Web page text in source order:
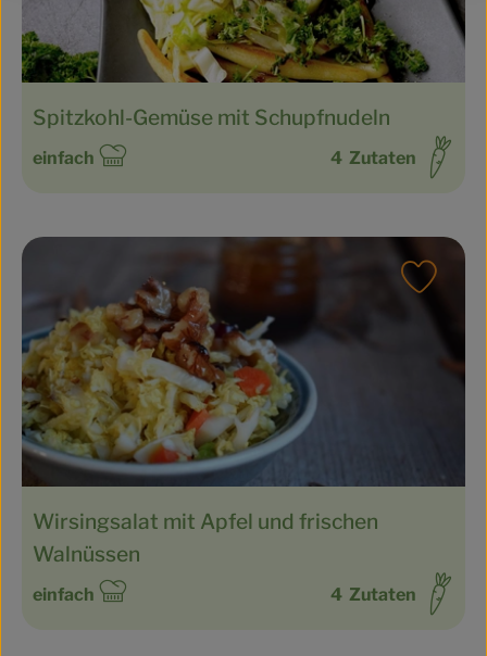
Spitzkohl-Gemüse mit Schupfnudeln
Schwierigkeit:
einfach 4 Zutaten
Wirsingsalat mit Apfel und frischen
Walnüssen
Schwierigkeit:
einfach 4 Zutaten